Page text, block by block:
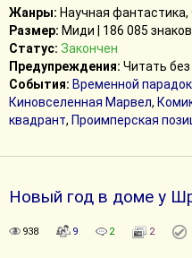
Жанры: Научная
Размер: Миди | 186 085 знаков
Статус: Закончен
Предупреждения: Читать
События: Временной
Киновселенная Марвел,
квадрант, Проимперская
Новый год в доме у
938 9 2 2